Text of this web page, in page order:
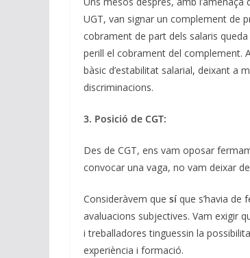
UGT, van signar un complement de
cobrament de part dels salaris
perill el cobrament del complement.
bàsic d’estabilitat salarial, deixant a
discriminacions.
3. Posició de CGT:
Des de CGT, ens vam oposar
convocar una vaga, no vam deixar
Consideràvem que sí que s’havia de
avaluacions subjectives. Vam exigir
i treballadores tinguessin la
experiència i formació.